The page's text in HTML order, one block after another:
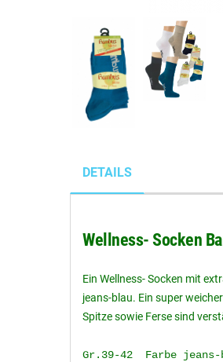
DETAILS
Wellness- Socken
Ein Wellness- Socken mit
jeans-blau. Ein super
Spitze sowie Ferse sind
Gr.39-42 Farbe jeans-